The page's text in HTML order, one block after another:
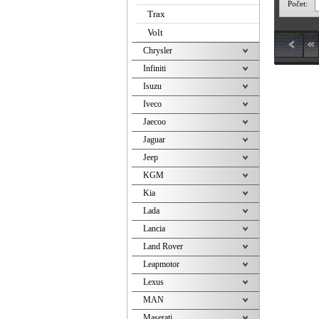
Počet:
Trax
Volt
Chrysler
Infiniti
Isuzu
Iveco
Jaecoo
Jaguar
Jeep
KGM
Kia
Lada
Lancia
Land Rover
Leapmotor
Lexus
MAN